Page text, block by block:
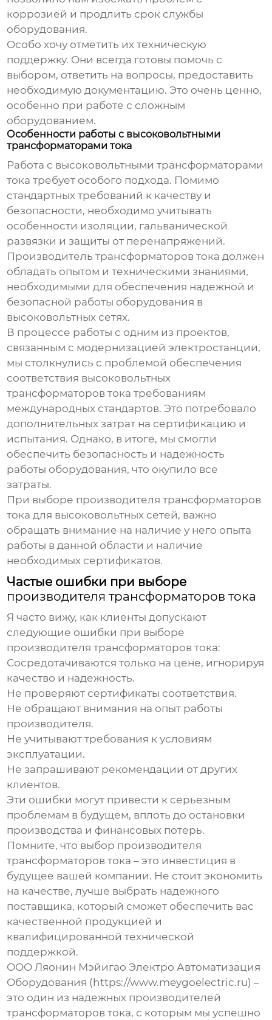
коррозией и продлить срок службы
оборудования.
Особо хочу отметить их техническую
поддержку. Они всегда готовы помочь с
выбором, ответить на вопросы, предоставить
необходимую документацию. Это очень ценно,
особенно при работе с сложным
оборудованием.
Особенности работы с высоковольтными
трансформаторами тока
Работа с высоковольтными трансформаторами
тока требует особого подхода. Помимо
стандартных требований к качеству и
безопасности, необходимо учитывать
особенности изоляции, гальванической
развязки и защиты от перенапряжений.
Производитель трансформаторов тока должен
обладать опытом и техническими знаниями,
необходимыми для обеспечения надежной и
безопасной работы оборудования в
высоковольтных сетях.
В процессе работы с одним из проектов,
связанным с модернизацией электростанции,
мы столкнулись с проблемой обеспечения
соответствия высоковольтных
трансформаторов тока требованиям
международных стандартов. Это потребовало
дополнительных затрат на сертификацию и
испытания. Однако, в итоге, мы смогли
обеспечить безопасность и надежность
работы оборудования, что окупило все
затраты.
При выборе производителя трансформаторов
тока для высоковольтных сетей, важно
обращать внимание на наличие у него опыта
работы в данной области и наличие
необходимых сертификатов.
Частые ошибки при выборе
производителя трансформаторов тока
Я часто вижу, как клиенты допускают
следующие ошибки при выборе
производителя трансформаторов тока:
Сосредотачиваются только на цене, игнорируя
качество и надежность.
Не проверяют сертификаты соответствия.
Не обращают внимания на опыт работы
производителя.
Не учитывают требования к условиям
эксплуатации.
Не запрашивают рекомендации от других
клиентов.
Эти ошибки могут привести к серьезным
проблемам в будущем, вплоть до остановки
производства и финансовых потерь.
Помните, что выбор производителя
трансформаторов тока – это инвестиция в
будущее вашей компании. Не стоит экономить
на качестве, лучше выбрать надежного
поставщика, который сможет обеспечить вас
качественной продукцией и
квалифицированной технической
поддержкой.
ООО Ляонин Мэйигао Электро Автоматизация
Оборудования (https://www.meygoelectric.ru) –
это один из надежных производителей
трансформаторов тока, с которым мы успешно